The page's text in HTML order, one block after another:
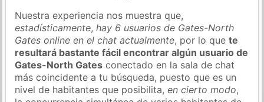
Nuestra experiencia nos muestra que,
estadísticamente,hay 6 usuarios de Gates-North
Gates online en el chat actualmente, por lo quete
resultará bastante fácil encontrar algún usuario de
Gates-North Gates conectado en la sala de chat
más coincidente a tu búsqueda, puesto que es un
nivel de habitantes que posibilita,en cierto modo,